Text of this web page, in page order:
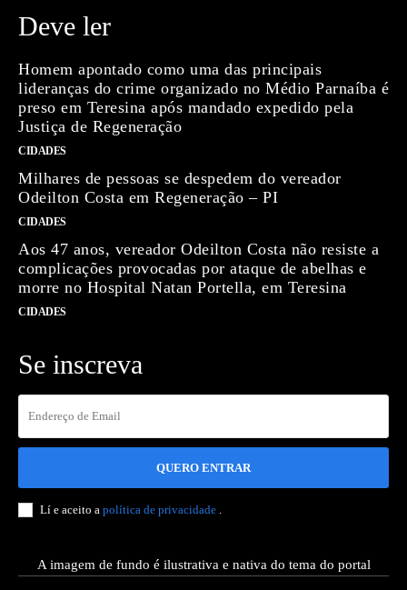
Deve ler
Homem apontado como uma das principais
lideranças do crime organizado no Médio Parnaíba é
preso em Teresina após mandado expedido pela
Justiça de Regeneração
CIDADES
Milhares de pessoas se despedem do vereador
Odeilton Costa em Regeneração – PI
CIDADES
Aos 47 anos, vereador Odeilton Costa não resiste a
complicações provocadas por ataque de abelhas e
morre no Hospital Natan Portella, em Teresina
CIDADES
Se inscreva
QUERO ENTRAR
Lí e aceito a política de privacidade
A imagem de fundo é ilustrativa e nativa do tema do portal